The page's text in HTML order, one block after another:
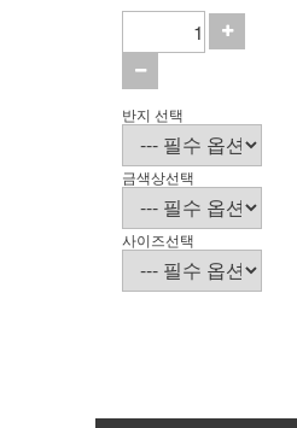
반지 선택
금색상선택
사이즈선택